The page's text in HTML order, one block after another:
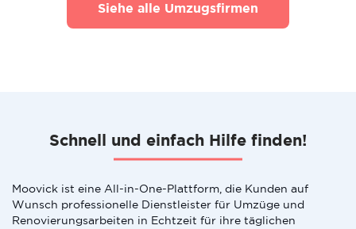
Siehe alle Umzugsfirmen
Schnell und einfach Hilfe finden!
Moovick ist eine All-in-One-Plattform, die Kunden auf
Wunsch professionelle Dienstleister für Umzüge und
Renovierungsarbeiten in Echtzeit für ihre täglichen